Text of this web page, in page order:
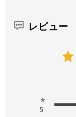
レビュー
★
5